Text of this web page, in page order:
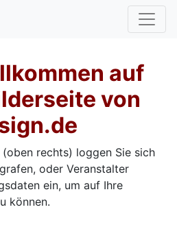
auf
von
(oben rechts) loggen Sie sich
oder Veranstalter
ein, um auf Ihre
können.